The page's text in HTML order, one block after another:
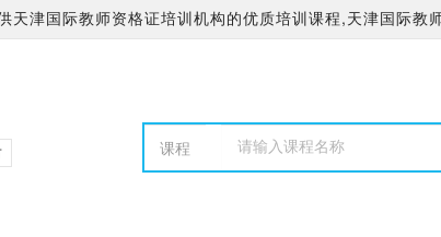
天津国际教师资格证培训机构的优质培训课程,天津国际